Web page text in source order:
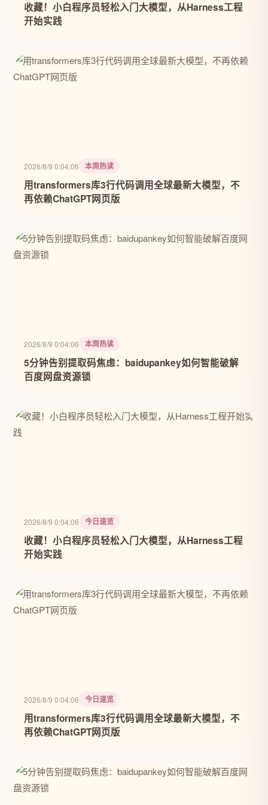
收藏！小白程序员轻松入门大模型，从Harness工程
开始实践
2026/8/9 0:04:06 本周热读
用transformers库3行代码调用全球最新大模型，不
再依赖ChatGPT网页版
2026/8/9 0:04:06 本周热读
5分钟告别提取码焦虑：baidupankey如何智能破解
百度网盘资源锁
2026/8/9 0:04:06 今日速览
收藏！小白程序员轻松入门大模型，从Harness工程
开始实践
2026/8/9 0:04:06 今日速览
用transformers库3行代码调用全球最新大模型，不
再依赖ChatGPT网页版